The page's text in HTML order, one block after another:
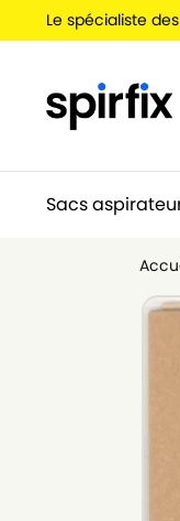
Le spécialiste
Sacs